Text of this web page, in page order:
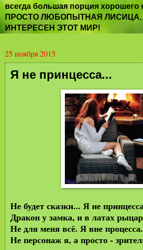
всегда большая порция хорошего
ПРОСТО ЛЮБОПЫТНАЯ ЛИСИЦА,
ИНТЕРЕСЕН ЭТОТ МИР!
25 ноября 2015
Я не принцесса...
Не будет сказки... Я не
Дракон у замка, и в латах
Не для меня всё. Я вне процесса.
Не персонаж я, а просто -